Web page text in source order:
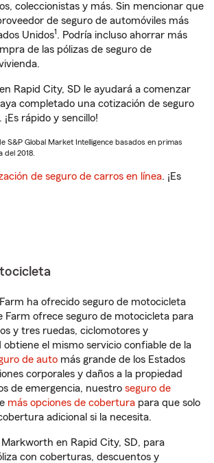
coleccionistas y más. Sin mencionar que
de seguro de automóviles más
Unidos1. Podría incluso ahorrar más
de las pólizas de seguro de
Rapid City, SD le ayudará a comenzar
completado una cotización de seguro
rápido y sencillo!
S&P Global Market Intelligence basados en primas
2018.
de seguro de carros en línea. ¡Es
ha ofrecido seguro de motocicleta
Farm ofrece seguro de motocicleta para
y tres ruedas, ciclomotores y
el mismo servicio confiable de la
de auto más grande de los Estados
corporales y daños a la propiedad
de emergencia, nuestro seguro de
más opciones de cobertura para que solo
adicional si la necesita.
en Rapid City, SD, para
con coberturas, descuentos y